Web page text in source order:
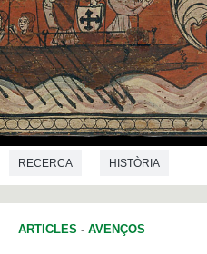
RECERCA HISTÒRIA
ARTICLES - AVENÇOS